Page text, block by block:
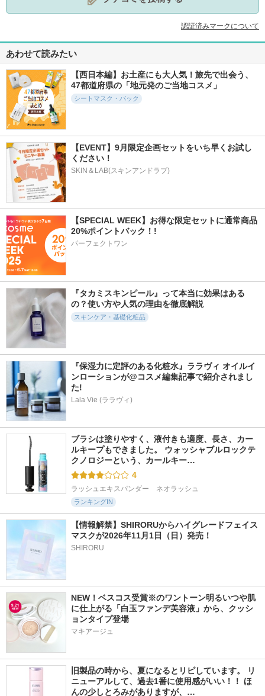
参考になった 1
認証済みマークについて
あわせて読みたい
【西日本編】お土産にも大人気！旅先で出会う、
47都道府県の「地元発のご当地コスメ」
シートマスク・パック
【EVENT】9月限定企画セットをいち早くお試し
ください！
SKIN＆LAB(スキンアンドラブ)
【SPECIAL WEEK】お得な限定セットに通常商品
20%ポイントバック！!
パーフェクトワン
『タカミスキンピール』って本当に効果はある
の？使い方や人気の理由を徹底解説
スキンケア・基礎化粧品
『保湿力に定評のある化粧水』ララヴィ オイルイ
ンローションが@コスメ編集記事で紹介されまし
た!
Lala Vie (ララヴィ)
ブラシは塗りやすく、液付きも適度、長さ、カー
ルキープもできました。 ウォッシャブルロックテ
クノロジーという、カールキー…
4
ラッシュエキスパンダー　ネオラッシュ
ランキングIN
【情報解禁】SHIRORUからハイグレードフェイス
マスクが2026年11月1日（日）発売！
SHIRORU
NEW！ベスコス受賞※のワントーン明るいつや肌
に仕上がる「白玉ファンデ美容液」から、クッシ
ョンタイプ登場
マキアージュ
旧製品の時から、夏になるとリピしています。 リ
ニューアルして、過去1番に使用感がいい！！ ほ
んの少しとろみがありますが、…